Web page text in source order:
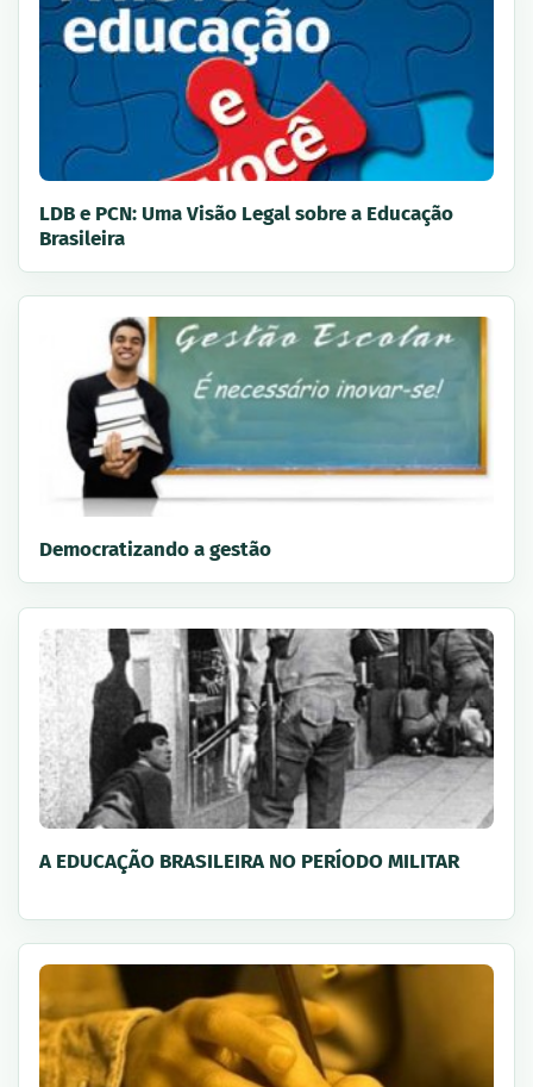
LDB e PCN: Uma Visão Legal sobre a Educação
Brasileira
Democratizando a gestão
A EDUCAÇÃO BRASILEIRA NO PERÍODO MILITAR